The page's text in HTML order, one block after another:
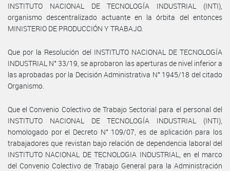
INSTITUTO NACIONAL DE TECNOLOGÍA INDUSTRIAL (INTI),
organismo descentralizado actuante en la órbita del entonces
MINISTERIO DE PRODUCCIÓN Y TRABAJO.
Que por la Resolución del INSTITUTO NACIONAL DE TECNOLOGÍA
INDUSTRIAL N° 33/19, se aprobaron las aperturas de nivel inferior a
las aprobadas por la Decisión Administrativa N° 1945/18 del citado
Organismo.
Que el Convenio Colectivo de Trabajo Sectorial para el personal del
INSTITUTO NACIONAL DE TECNOLOGÍA INDUSTRIAL (INTI),
homologado por el Decreto N° 109/07, es de aplicación para los
trabajadores que revistan bajo relación de dependencia laboral del
INSTITUTO NACIONAL DE TECNOLOGIA INDUSTRIAL, en el marco
del Convenio Colectivo de Trabajo General para la Administración